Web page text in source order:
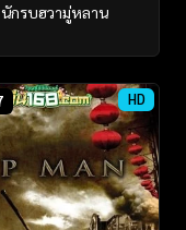
นักรบฮวามู่หลาน
HD